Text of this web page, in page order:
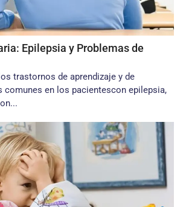
Epilepsia y Problemas de
trastornos de aprendizaje y de
comunes en los pacientescon epilepsia,